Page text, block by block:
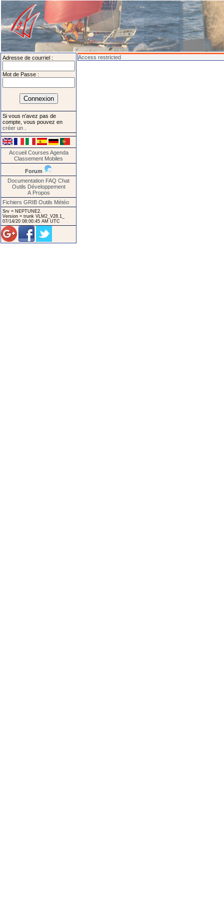
Adresse de courriel :
Mot de Passe :
Si vous n'avez pas de
compte, vous pouvez en
créer un
Accueil Courses Agenda
Classement Mobiles
Forum
Documentation FAQ Chat
Outils Développement
A Propos
Fichiers GRIB Outils Météo
Srv = NEPTUNE2.
Version = trunk VLM2_V28.1_
07/14/20 08:00:45 AM UTC
Access restricted